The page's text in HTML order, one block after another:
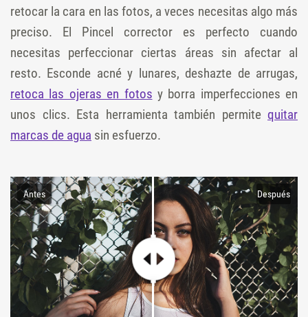
retocar la cara en las fotos, a veces necesitas algo más
preciso. El Pincel corrector es perfecto cuando
necesitas perfeccionar ciertas áreas sin afectar al
resto. Esconde acné y lunares, deshazte de arrugas,
retoca las ojeras en fotos y borra imperfecciones en
unos clics. Esta herramienta también permite quitar
marcas de agua sin esfuerzo.
Antes Después